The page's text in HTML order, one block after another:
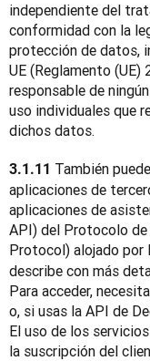
independiente del
conformidad con la
protección de datos,
UE (Reglamento (UE)
responsable de
uso individuales que
dichos datos.
3.1.11 También
aplicaciones de
aplicaciones de
API) del Protocolo
Protocol) alojado por
describe con más
Para acceder,
o, si usas la API de
El uso de los
la suscripción del